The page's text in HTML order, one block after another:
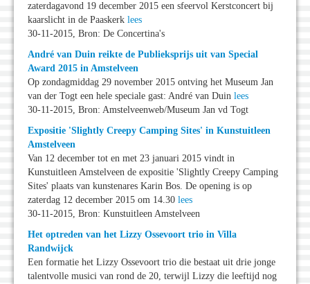
zaterdagavond 19 december 2015 een sfeervol Kerstconcert bij
kaarslicht in de Paaskerk lees
30-11-2015, Bron: De Concertina's
André van Duin reikte de Publieksprijs uit van Special
Award 2015 in Amstelveen
Op zondagmiddag 29 november 2015 ontving het Museum Jan
van der Togt een hele speciale gast: André van Duin lees
30-11-2015, Bron: Amstelveenweb/Museum Jan vd Togt
Expositie 'Slightly Creepy Camping Sites' in Kunstuitleen
Amstelveen
Van 12 december tot en met 23 januari 2015 vindt in
Kunstuitleen Amstelveen de expositie 'Slightly Creepy Camping
Sites' plaats van kunstenares Karin Bos. De opening is op
zaterdag 12 december 2015 om 14.30 lees
30-11-2015, Bron: Kunstuitleen Amstelveen
Het optreden van het Lizzy Ossevoort trio in Villa
Randwijck
Een formatie het Lizzy Ossevoort trio die bestaat uit drie jonge
talentvolle musici van rond de 20, terwijl Lizzy die leeftijd nog